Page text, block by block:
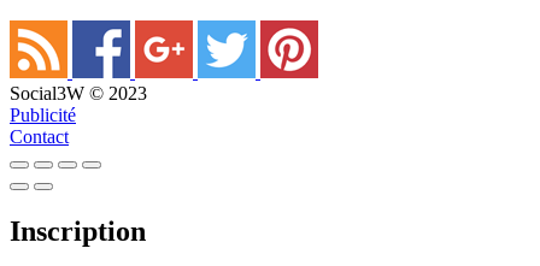
Social3W © 2023
Publicité
Contact
Inscription